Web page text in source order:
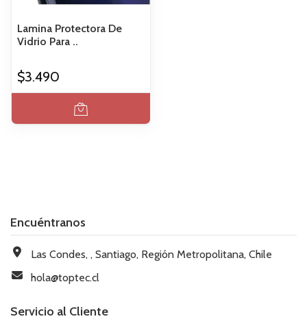
Lamina Protectora De
Vidrio Para ..
$3.490
Encuéntranos
Las Condes, , Santiago, Región Metropolitana, Chile
hola@toptec.cl
Servicio al Cliente